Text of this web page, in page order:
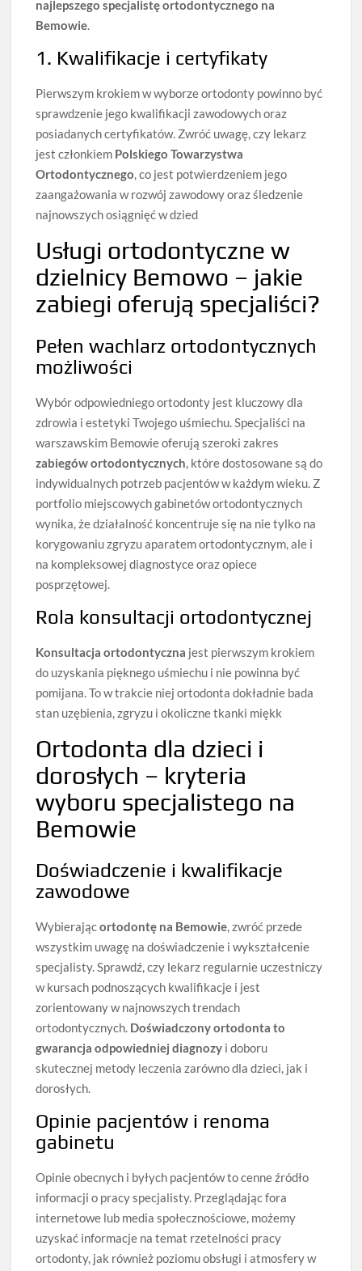
najlepszego specjalistę ortodontycznego na
Bemowie.
1. Kwalifikacje i certyfikaty
Pierwszym krokiem w wyborze ortodonty powinno być
sprawdzenie jego kwalifikacji zawodowych oraz
posiadanych certyfikatów. Zwróć uwagę, czy lekarz
jest członkiem Polskiego Towarzystwa
Ortodontycznego, co jest potwierdzeniem jego
zaangażowania w rozwój zawodowy oraz śledzenie
najnowszych osiągnięć w dzied
Usługi ortodontyczne w
dzielnicy Bemowo – jakie
zabiegi oferują specjaliści?
Pełen wachlarz ortodontycznych
możliwości
Wybór odpowiedniego ortodonty jest kluczowy dla
zdrowia i estetyki Twojego uśmiechu. Specjaliści na
warszawskim Bemowie oferują szeroki zakres
zabiegów ortodontycznych, które dostosowane są do
indywidualnych potrzeb pacjentów w każdym wieku. Z
portfolio miejscowych gabinetów ortodontycznych
wynika, że działalność koncentruje się na nie tylko na
korygowaniu zgryzu aparatem ortodontycznym, ale i
na kompleksowej diagnostyce oraz opiece
posprzętowej.
Rola konsultacji ortodontycznej
Konsultacja ortodontyczna jest pierwszym krokiem
do uzyskania pięknego uśmiechu i nie powinna być
pomijana. To w trakcie niej ortodonta dokładnie bada
stan uzębienia, zgryzu i okoliczne tkanki miękk
Ortodonta dla dzieci i
dorosłych – kryteria
wyboru specjalistego na
Bemowie
Doświadczenie i kwalifikacje
zawodowe
Wybierającortodontę na Bemowie, zwróć przede
wszystkim uwagę na doświadczenie i wykształcenie
specjalisty. Sprawdź, czy lekarz regularnie uczestniczy
w kursach podnoszących kwalifikacje i jest
zorientowany w najnowszych trendach
ortodontycznych. Doświadczony ortodonta to
gwarancja odpowiedniej diagnozy i doboru
skutecznej metody leczenia zarówno dla dzieci, jak i
dorosłych.
Opinie pacjentów i renoma
gabinetu
Opinie obecnych i byłych pacjentów to cenne źródło
informacji o pracy specjalisty. Przeglądając fora
internetowe lub media społecznościowe, możemy
uzyskać informacje na temat rzetelności pracy
ortodonty, jak również poziomu obsługi i atmosfery w